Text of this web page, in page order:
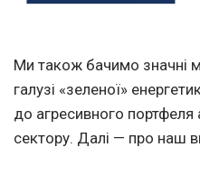
Ми також бачимо значні
галузі «зеленої»
до агресивного портфеля
сектору. Далі — про наш